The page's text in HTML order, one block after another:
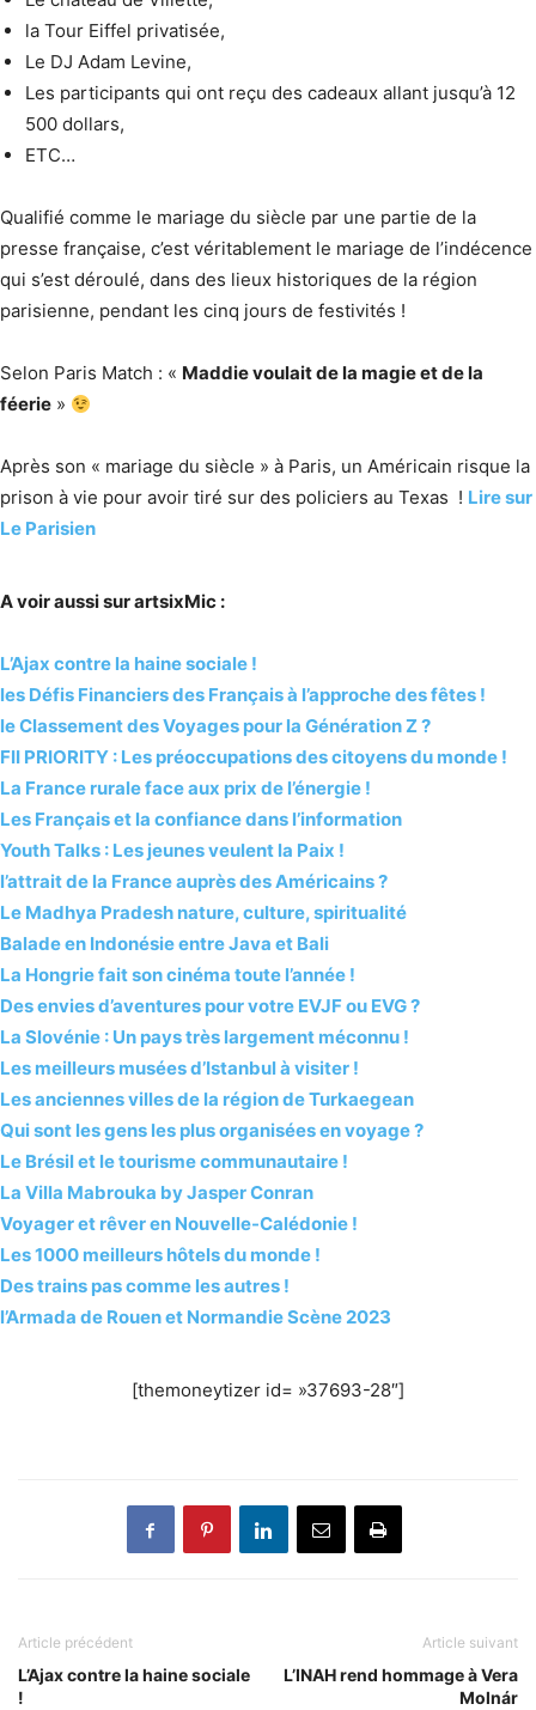
la Tour Eiffel privatisée,
Le DJ Adam Levine,
Les participants qui ont reçu des cadeaux allant jusqu’à 12
500 dollars,
ETC…
Qualifié comme le mariage du siècle par une partie de la
presse française, c’est véritablement le mariage de l’indécence
qui s’est déroulé, dans des lieux historiques de la région
parisienne, pendant les cinq jours de festivités !
Selon Paris Match : « Maddie voulait de la magie et de la
féerie »
Après son « mariage du siècle » à Paris, un Américain risque la
prison à vie pour avoir tiré sur des policiers au Texas ! Lire sur
Le Parisien
A voir aussi sur artsixMic :
L’Ajax contre la haine sociale !
les Défis Financiers des Français à l’approche des fêtes !
le Classement des Voyages pour la Génération Z ?
FII PRIORITY : Les préoccupations des citoyens du monde !
La France rurale face aux prix de l’énergie !
Les Français et la confiance dans l’information
Youth Talks : Les jeunes veulent la Paix !
l’attrait de la France auprès des Américains ?
Le Madhya Pradesh nature, culture, spiritualité
Balade en Indonésie entre Java et Bali
La Hongrie fait son cinéma toute l’année !
Des envies d’aventures pour votre EVJF ou EVG ?
La Slovénie : Un pays très largement méconnu !
Les meilleurs musées d’Istanbul à visiter !
Les anciennes villes de la région de Turkaegean
Qui sont les gens les plus organisées en voyage ?
Le Brésil et le tourisme communautaire !
La Villa Mabrouka by Jasper Conran
Voyager et rêver en Nouvelle-Calédonie !
Les 1000 meilleurs hôtels du monde !
Des trains pas comme les autres !
l’Armada de Rouen et Normandie Scène 2023
[themoneytizer id= »37693-28″]
Article précédent
L’Ajax contre la haine sociale
!
Article suivant
L’INAH rend hommage à Vera
Molnár